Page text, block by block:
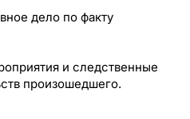
дело по факту
и следственные
произошедшего.